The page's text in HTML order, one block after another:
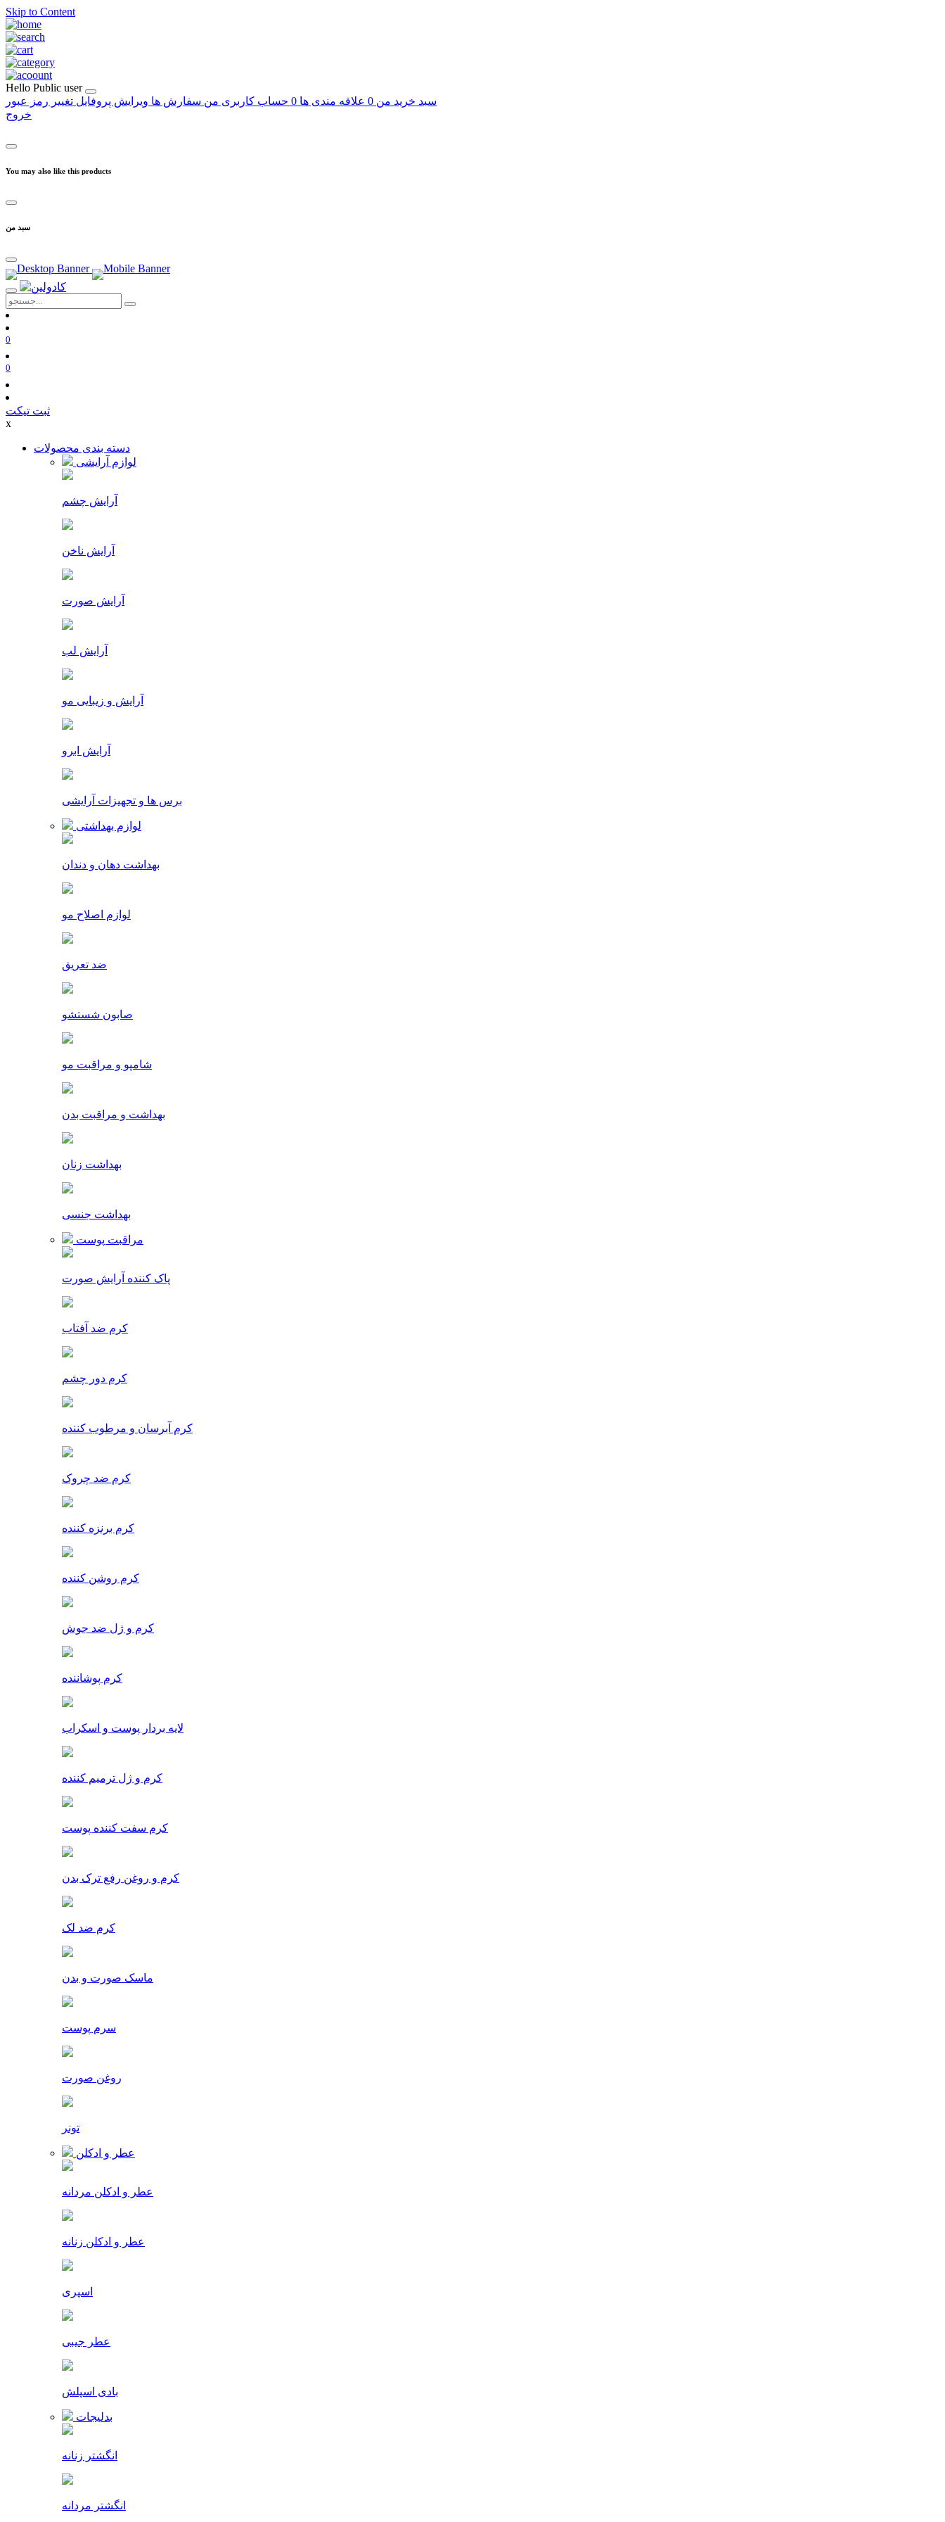
Skip to Content
Hello Public user
سبد خرید من 0 علاقه مندی ها 0 حساب کاربری من سفارش ها ویرایش پروفایل تغییر رمز عبور
خروج
You may also like this products
سبد من
0
0
ثبت تیکت
x
دسته بندی محصولات
لوازم آرایشی
آرایش چشم
آرایش ناخن
آرایش صورت
آرایش لب
آرایش و زیبایی مو
آرایش ابرو
برس ها و تجهیزات آرایشی
لوازم بهداشتی
بهداشت دهان و دندان
لوازم اصلاح مو
ضد تعریق
صابون شستشو
شامپو و مراقبت مو
بهداشت و مراقبت بدن
بهداشت زنان
بهداشت جنسی
مراقبت پوست
پاک کننده آرایش صورت
کرم ضد آفتاب
کرم دور چشم
کرم آبرسان و مرطوب کننده
کرم ضد چروک
کرم برنزه کننده
کرم روشن کننده
کرم و ژل ضد جوش
کرم پوشاننده
لایه بردار پوست و اسکراب
کرم و ژل ترمیم کننده
کرم سفت کننده پوست
کرم و روغن رفع ترک بدن
کرم ضد لک
ماسک صورت و بدن
سرم پوست
روغن صورت
تونر
عطر و ادکلن
عطر و ادکلن مردانه
عطر و ادکلن زنانه
اسپری
عطر جیبی
بادی اسپلش
بدلیجات
انگشتر زنانه
انگشتر مردانه